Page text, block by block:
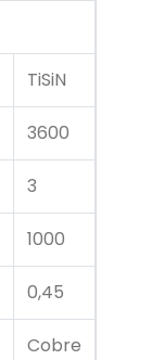
TiSiN
3600
3
1000
0,45
Cobre